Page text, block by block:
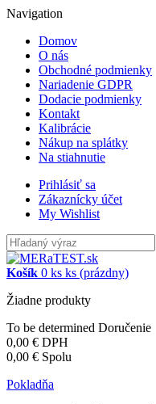
Navigation
Domov
O nás
Obchodné podmienky
Nariadenie GDPR
Dodacie podmienky
Kontakt
Kalibrácie
Nákup na splátky
Na stiahnutie
Prihlásiť sa
Zákaznícky účet
My Wishlist
Košík 0 ks ks (prázdny)
Žiadne produkty
To be determined Doručenie
0,00 € DPH
0,00 € Spolu
Pokladňa